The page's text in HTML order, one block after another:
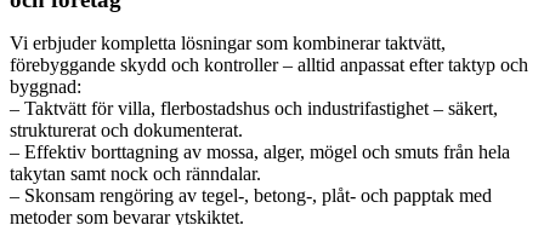
Vi erbjuder kompletta lösningar som kombinerar taktvätt,
förebyggande skydd och kontroller – alltid anpassat efter taktyp och
byggnad:
– Taktvätt för villa, flerbostadshus och industrifastighet – säkert,
strukturerat och dokumenterat.
– Effektiv borttagning av mossa, alger, mögel och smuts från hela
takytan samt nock och ränndalar.
– Skonsam rengöring av tegel-, betong-, plåt- och papptak med
metoder som bevarar ytskiktet.